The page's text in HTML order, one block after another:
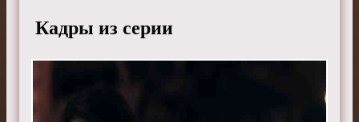
Режиссер:
Майк Баркер
Актеры:Элизабет Мосс, Джозеф Файнс, Ивонн
О. Т. Фагбенли, Макс Мингелла, Самира Уайли, Аманда
Брюгел и Брэдли Уитфорд.
Кадры из серии